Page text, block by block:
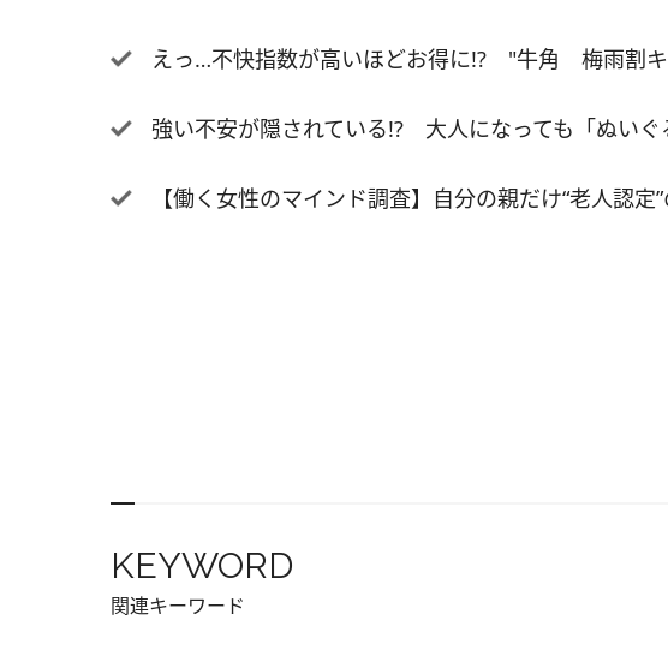
割価格を適用する
み放題」が2,980円(
「ソフトドリンク
えっ…不快指数が高いほどお得に!? "牛角 梅雨割
強い不安が隠されている!? 大人になっても「ぬい
【働く女性のマインド調査】自分の親だけ“老人認定
KEYWORD
関連キーワード